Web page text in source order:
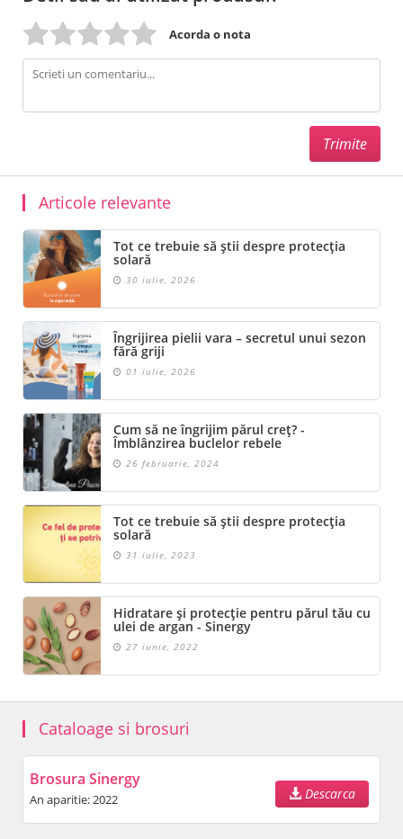
Acorda o nota
Articole relevante
Tot ce trebuie să știi despre protecția
solară
30 iulie, 2026
Îngrijirea pielii vara – secretul unui sezon
fără griji
01 iulie, 2026
Cum să ne îngrijim părul creț? -
Îmblânzirea buclelor rebele
26 februarie, 2024
Tot ce trebuie să știi despre protecția
solară
31 iulie, 2023
Hidratare și protecție pentru părul tău cu
ulei de argan - Sinergy
27 iunie, 2022
Cataloage si brosuri
Brosura Sinergy
An aparitie: 2022 Descarca